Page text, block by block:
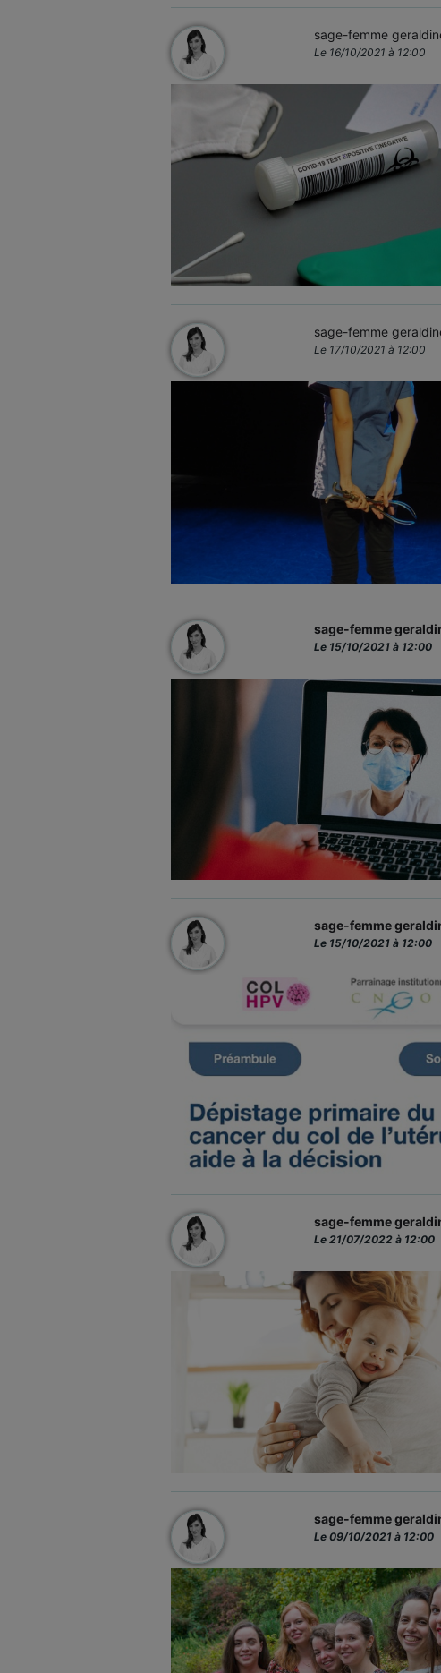
sage-femme
Le 16/10/2021 à 12:00
sage-femme
Le 17/10/2021 à 12:00
sage-femme
Le 15/10/2021 à 12:00
sage-femme
Le 15/10/2021 à 12:00
sage-femme
Le 21/07/2022 à 12:00
sage-femme
Le 09/10/2021 à 12:00